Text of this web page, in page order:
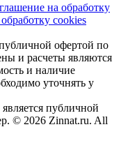
на обработку
cookies
офертой по
и расчеты являются
и наличие
уточнять у
публичной
© 2026 Zinnat.ru. All